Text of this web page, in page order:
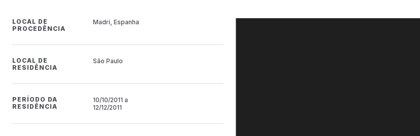
LOCAL DE
PROCEDÊNCIA
Madri, Espanha
LOCAL DE
RESIDÊNCIA
São Paulo
PERÍODO DA
RESIDÊNCIA
10/10/2011 a
12/12/2011